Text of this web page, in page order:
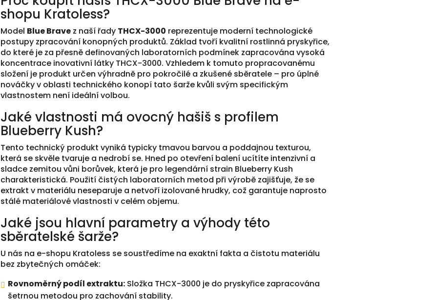
shopu Kratoless?
Model Blue Brave z naší řady THCX-3000 reprezentuje moderní technologické
postupy zpracování konopných produktů. Základ tvoří kvalitní rostlinná pryskyřice,
do které je za přesně definovaných laboratorních podmínek zapracována vysoká
koncentrace inovativní látky THCX-3000. Vzhledem k tomuto propracovanému
složení je produkt určen výhradně pro pokročilé a zkušené sběratele – pro úplné
nováčky v oblasti technického konopí tato šarže kvůli svým specifickým
vlastnostem není ideální volbou.
Jaké vlastnosti má ovocný hašiš s profilem
Blueberry Kush?
Tento technický produkt vyniká typicky tmavou barvou a poddajnou texturou,
která se skvěle tvaruje a nedrobí se. Hned po otevření balení ucítíte intenzivní a
sladce zemitou vůni borůvek, která je pro legendární strain Blueberry Kush
charakteristická. Použití čistých laboratorních metod při výrobě zajišťuje, že se
extrakt v materiálu neseparuje a netvoří izolované hrudky, což garantuje naprosto
stálé materiálové vlastnosti v celém objemu.
Jaké jsou hlavní parametry a výhody této
sběratelské šarže?
U nás na e-shopu Kratoless se soustředíme na exaktní fakta a čistotu materiálu
bez zbytečných omáček:
Rovnoměrný podíl extraktu: Složka THCX-3000 je do pryskyřice zapracována
šetrnou metodou pro zachování stability.